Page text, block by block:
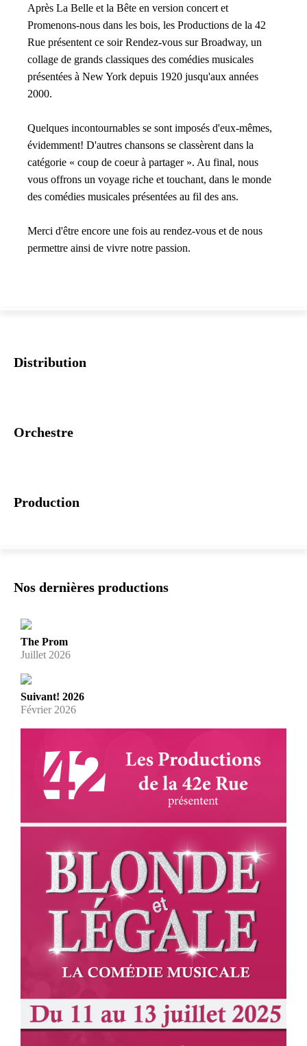
Après La Belle et la Bête en version concert et
Promenons-nous dans les bois, les Productions de la 42
Rue présentent ce soir Rendez-vous sur Broadway, un
collage de grands classiques des comédies musicales
présentées à New York depuis 1920 jusqu'aux années
2000.
Quelques incontournables se sont imposés d'eux-mêmes,
évidemment! D'autres chansons se classèrent dans la
catégorie « coup de coeur à partager ». Au final, nous
vous offrons un voyage riche et touchant, dans le monde
des comédies musicales présentées au fil des ans.
Merci d'être encore une fois au rendez-vous et de nous
permettre ainsi de vivre notre passion.
Distribution
Orchestre
Production
Nos dernières productions
The Prom
Juillet 2026
Suivant! 2026
Février 2026